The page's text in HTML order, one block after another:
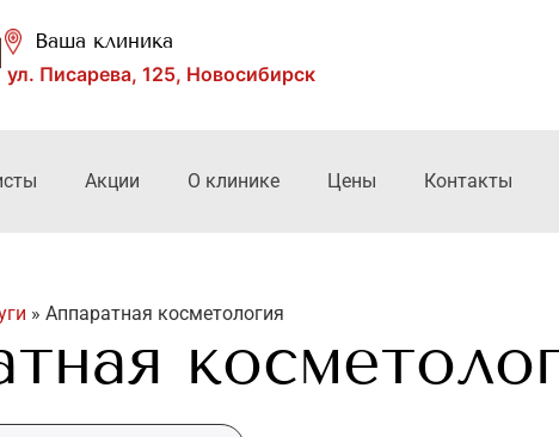
Ваша клиника
ул. Писарева, 125, Новосибирск
Акции О клинике Цены Контакты
» Аппаратная косметология